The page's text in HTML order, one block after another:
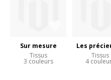
Sur mesure
Tissus
3 couleurs
Les
Tissus
4